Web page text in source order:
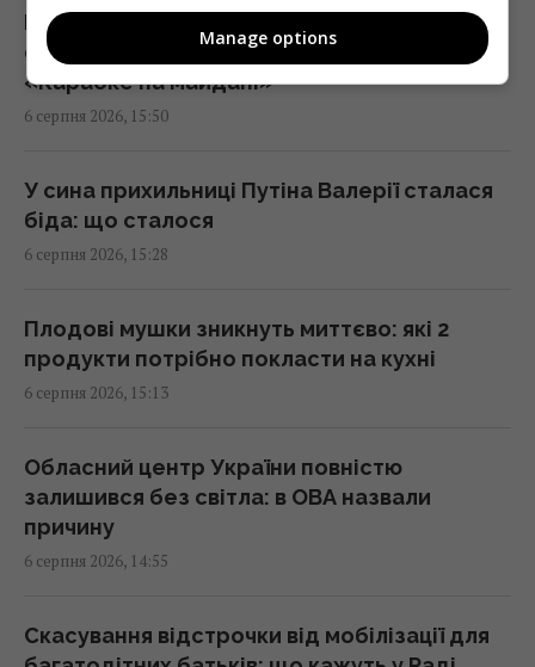
15:34 четвер, 06 серпня 2026
Переказ грошей на картку стає викликом:
які незвичні новації вводять банки
Росія може використати українські БпЛА
для атак на цілі в Балтії, - литовська
15:33 четвер, 06 серпня 2026
Чому ми часто прокидаємося саме о 3-й
15:30 четвер, 06 серпня 2026
Ремонт замість заміни: нові підходи до
відновлення алюмінієвих кузовів
Не відкладати життя на потім: ветеран
освідчиться коханій у новому випуску
«Караоке на майдані»
6 серпня 2026, 15:50
У сина прихильниці Путіна Валерії сталася
біда: що сталося
6 серпня 2026, 15:28
Плодові мушки зникнуть миттєво: які 2
продукти потрібно покласти на кухні
6 серпня 2026, 15:13
Обласний центр України повністю
залишився без світла: в ОВА назвали
причину
6 серпня 2026, 14:55
Скасування відстрочки від мобілізації для
Manage options